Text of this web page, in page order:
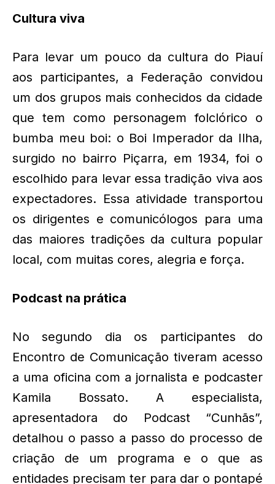
Cultura viva
Para levar um pouco da cultura do Piauí
aos participantes, a Federação convidou
um dos grupos mais conhecidos da cidade
que tem como personagem folclórico o
bumba meu boi: o Boi Imperador da Ilha,
surgido no bairro Piçarra, em 1934, foi o
escolhido para levar essa tradição viva aos
expectadores. Essa atividade transportou
os dirigentes e comunicólogos para uma
das maiores tradições da cultura popular
local, com muitas cores, alegria e força.
Podcast na prática
No segundo dia os participantes do
Encontro de Comunicação tiveram acesso
a uma oficina com a jornalista e podcaster
Kamila Bossato. A especialista,
apresentadora do Podcast “Cunhãs”,
detalhou o passo a passo do processo de
criação de um programa e o que as
entidades precisam ter para dar o pontapé